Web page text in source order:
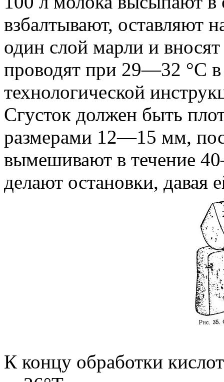
взбалтывают, оставляют
один слой марли и
проводят при 29—32 °С
технологической
Сгусток должен быть
размерами 12—15 мм,
вымешивают в течение
делают остановки, давая
К концу обработки